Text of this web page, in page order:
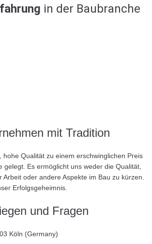
in der Baubranche
mit Tradition
hohe Qualität zu einem erschwinglichen Preis
gelegt. Es ermöglicht uns weder die Qualität,
Arbeit oder andere Aspekte im Bau zu kürzen.
Erfolgsgeheimnis.
und Fragen
Köln (Germany)